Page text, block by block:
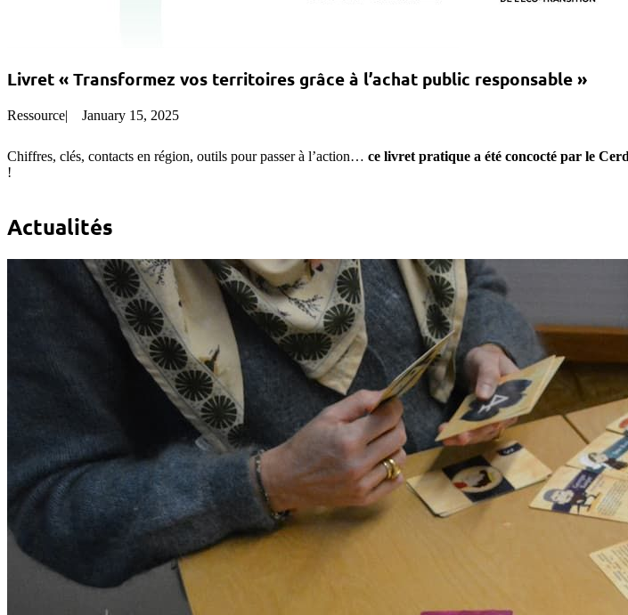
Livret « Transformez vos territoires grâce à l’achat public responsable »
Ressource| January 15, 2025
Chiffres, clés, contacts en région, outils pour passer à l’action… ce livret pratique a été concocté par le
!
Actualités